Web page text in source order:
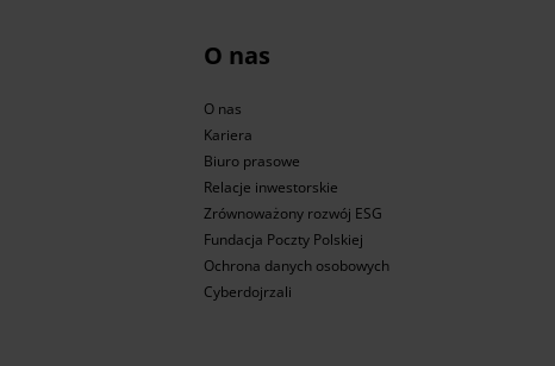
O nas
O nas
Kariera
Biuro prasowe
Relacje inwestorskie
Zrównoważony rozwój ESG
Fundacja Poczty Polskiej
Ochrona danych osobowych
Cyberdojrzali